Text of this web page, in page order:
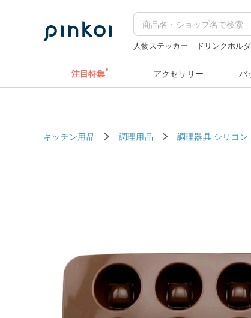
人物ステッカー ドリンクホル
注目特集 アクセサリー バ
キッチン用品 調理用品 調理器具 シリコン